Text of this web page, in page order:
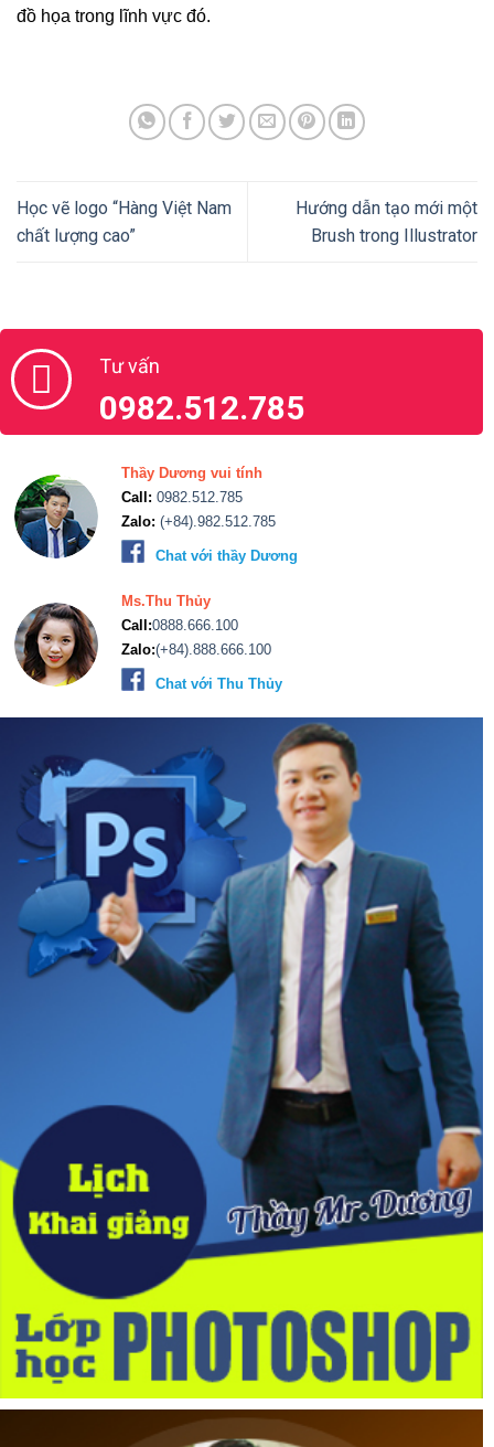
đồ họa trong lĩnh vực đó.
Học vẽ logo “Hàng Việt Nam
chất lượng cao”
Hướng dẫn tạo mới một
Brush trong Illustrator
Tư vấn
0982.512.785
Thầy Dương vui tính
Call: 0982.512.785
Zalo: (+84).982.512.785
Chat với thầy Dương
Ms.Thu Thủy
Call:0888.666.100
Zalo:(+84).888.666.100
Chat với Thu Thủy